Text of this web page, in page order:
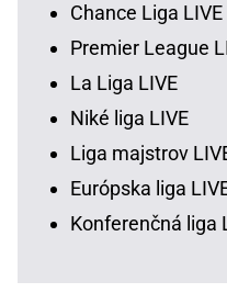
Chance Liga LIVE
Premier League
La Liga LIVE
Niké liga LIVE
Liga majstrov
Európska liga
Konferenčná liga